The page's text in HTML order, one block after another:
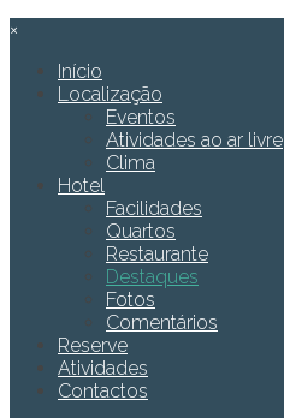
×
Início
Localização
Eventos
Atividades ao ar livre
Clima
Hotel
Facilidades
Quartos
Restaurante
Destaques
Fotos
Comentários
Reserve
Atividades
Contactos